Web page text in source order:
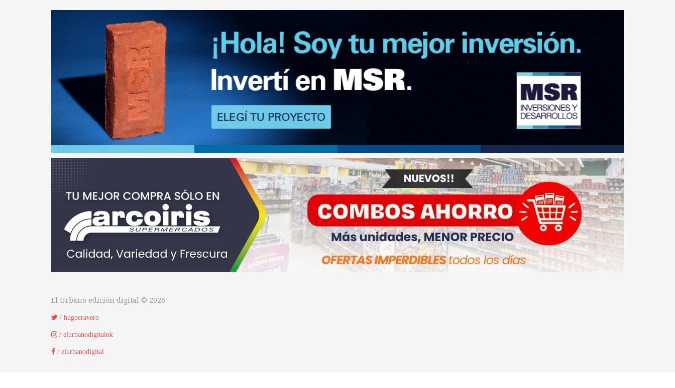
El Urbano edición digital © 2026
/ hugocravero
/ elurbanodigitalok
/ elurbanodigital